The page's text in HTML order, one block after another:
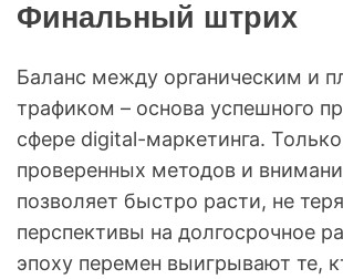
Финальный штрих
Баланс между органическим и
трафиком – основа успешного
сфере digital-маркетинга.
проверенных методов и
позволяет быстро расти, не
перспективы на долгосрочное
эпоху перемен выигрывают те,